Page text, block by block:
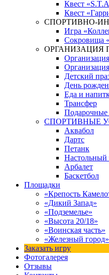
Квест
Квест
СПОРТИВНО-
Игра
Сокровища
ОРГАНИЗАЦИЯ
Детский
День
Еда и
Трансфер
Подарочные
СПОРТИВНЫЕ
Аквабол
Дартс
Петанк
Настольный
Арбалет
Баскетбол
Площадки
«Крепость
«Дикий Запад»
«Подземелье»
«Высота 20/18»
«Воинская часть»
«Железный город»
Заказать игру
Фотогалерея
Отзывы